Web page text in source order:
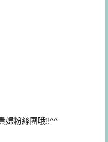
婦粉絲團哦!!^^